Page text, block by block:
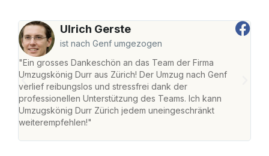
Ulrich Gerste
ist nach Genf umgezogen
"Ein grosses Dankeschön an das Team der Firma
Umzugskönig Durr aus Zürich! Der Umzug nach Genf
verlief reibungslos und stressfrei dank der
professionellen Unterstützung des Teams. Ich kann
Umzugskönig Durr Zürich jedem uneingeschränkt
weiterempfehlen!"